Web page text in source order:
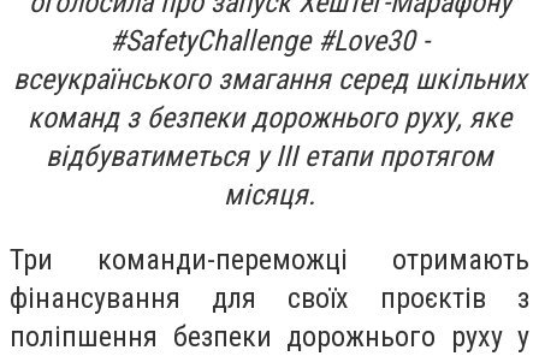
#SafetyChallenge #Love30 -
всеукраїнського змагання серед шкільних
команд з безпеки дорожнього руху, яке
відбуватиметься у IІІ етапипротягом
місяця.
Три команди-переможці отримають
фінансування для своїх проєктів з
поліпшення безпеки дорожнього руху у